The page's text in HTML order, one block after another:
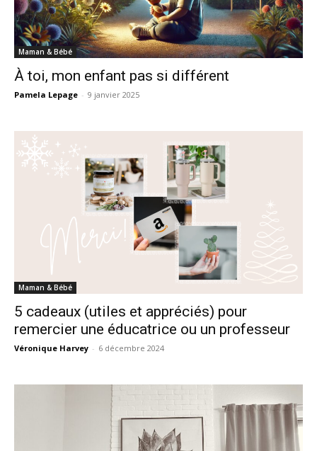
Maman & Bébé
À toi, mon enfant pas si différent
Pamela Lepage - 9 janvier 2025
Maman & Bébé
5 cadeaux (utiles et appréciés) pour
remercier une éducatrice ou un professeur
Véronique Harvey - 6 décembre 2024